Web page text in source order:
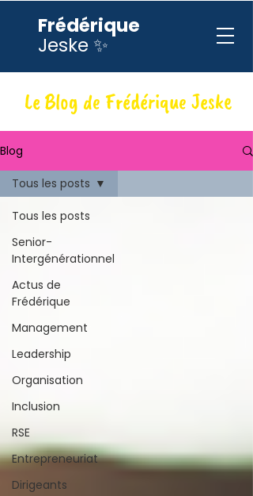
Frédérique
Jeske ✨
Le Blog de Frédérique Jeske
Blog
Tous les posts
Senior-
Intergénérationnel
Actus de
Frédérique
Management
Leadership
Organisation
Inclusion
RSE
Entrepreneuriat
Dirigeants
Tous les posts